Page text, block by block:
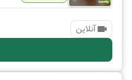
آنلاین